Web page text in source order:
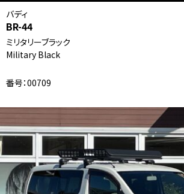
バディ
BR-44
ミリタリーブラック
Military Black
番号：00709